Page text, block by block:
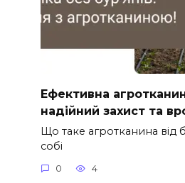
Ефективна
надійний захист та
Що таке агротканина від
собі
0 4